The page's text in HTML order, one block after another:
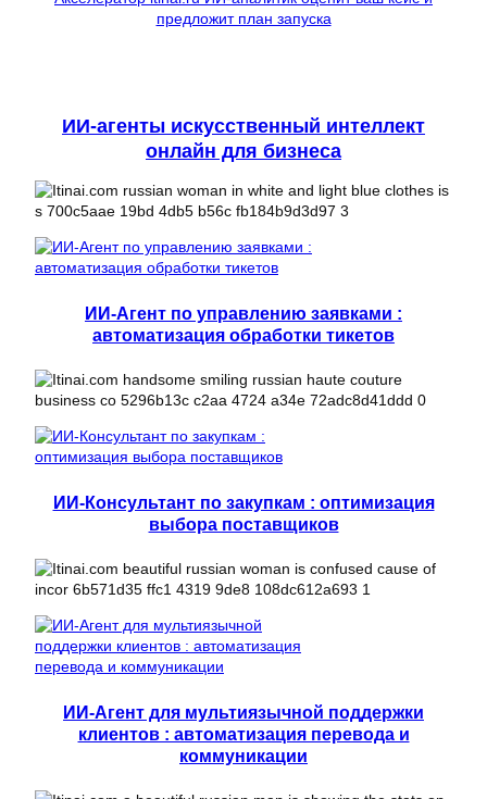
предложит план запуска
ИИ-агенты искусственный интеллект
онлайн для бизнеса
ИИ-Агент по управлению заявками :
автоматизация обработки тикетов
ИИ-Консультант по закупкам : оптимизация
выбора поставщиков
ИИ-Агент для мультиязычной поддержки
клиентов : автоматизация перевода и
коммуникации